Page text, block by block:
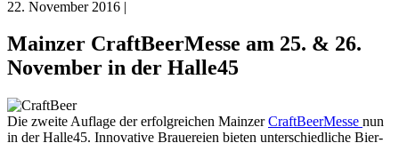
22. November 2016 |
Mainzer CraftBeerMesse am 25. & 26.
November in der Halle45
Die zweite Auflage der erfolgreichen MainzerCraftBeerMesse nun
in der Halle45. Innovative Brauereien bieten unterschiedliche Bier-